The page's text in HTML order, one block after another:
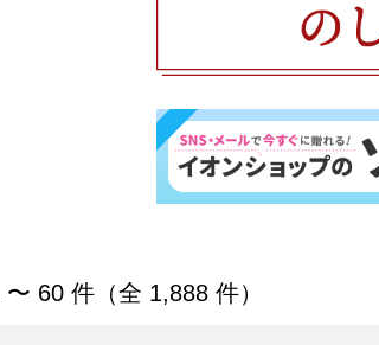
ギフト」の商品一覧
〜 60 件（全 1,888 件）